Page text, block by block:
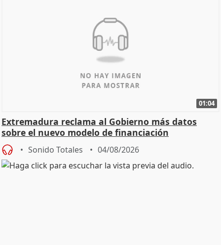
01:04
Extremadura reclama al Gobierno más datos
sobre el nuevo modelo de financiación
Sonido Totales 04/08/2026